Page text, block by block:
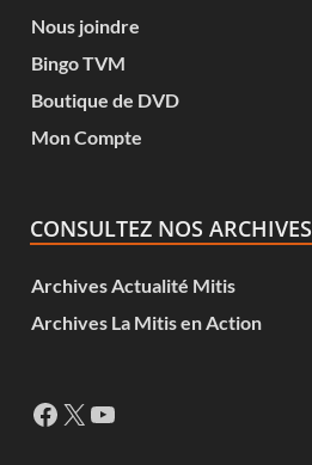
Nous joindre
Bingo TVM
Boutique de DVD
Mon Compte
CONSULTEZ NOS ARCHIVES
Archives Actualité Mitis
Archives La Mitis en Action